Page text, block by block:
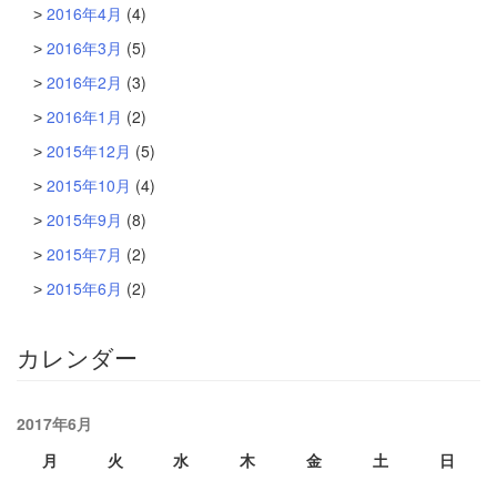
2016年4月 (4)
2016年3月 (5)
2016年2月 (3)
2016年1月 (2)
2015年12月 (5)
2015年10月 (4)
2015年9月 (8)
2015年7月 (2)
2015年6月 (2)
カレンダー
2017年6月
月
火 水 木 金 土
日